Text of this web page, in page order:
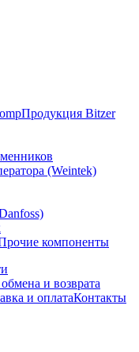
Продукция Bitzer
(Weintek)
компоненты
и возврата
и оплатаКонтакты